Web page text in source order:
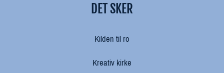
DET SKER
Kilden til ro
Kreativ kirke